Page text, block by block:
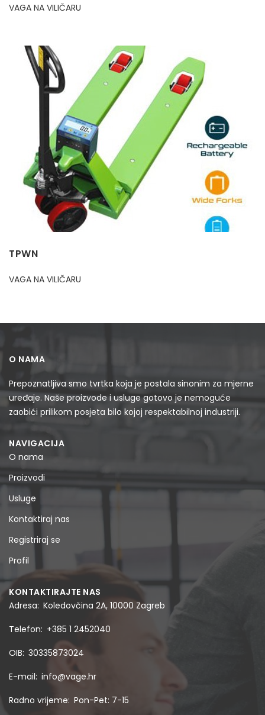
VAGA NA VILIČARU
TPWN
VAGA NA VILIČARU
O NAMA
Prepoznatljiva smo tvrtka koja je postala sinonim za mjerne
uređaje. Naše proizvode i usluge gotovo je nemoguće
zaobići prilikom posjeta bilo kojoj respektabilnoj industriji.
NAVIGACIJA
O nama
Proizvodi
Usluge
Kontaktiraj nas
Registriraj se
Profil
KONTAKTIRAJTE NAS
Adresa Koledovčina 2A, 10000 Zagreb
Telefon +385 1 2452040
OIB 30335873024
E-mail info@vage.hr
Radno vrijeme Pon-Pet: 7-15